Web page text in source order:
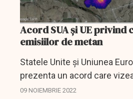
Acord SUA și UE privind
emisiilor de metan
Statele Unite și Uniunea
prezenta un acord care
metan din industria
09 NOIEMBRIE 2022